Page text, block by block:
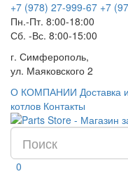
+7 (978) 27-999-67 +7
Пн.-Пт. 8:00-18:00
Сб. -Вс. 8:00-15:00
г. Симферополь,
ул. Маяковского 2
О КОМПАНИИ Доставка
котлов Контакты
0